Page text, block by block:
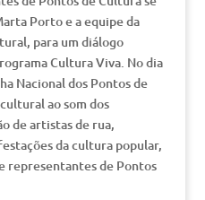
Porto e a equipe da
para um diálogo
Cultura Viva. No dia
Nacional dos Pontos de
ao som dos
de artistas de rua,
da cultura popular,
representantes de Pontos